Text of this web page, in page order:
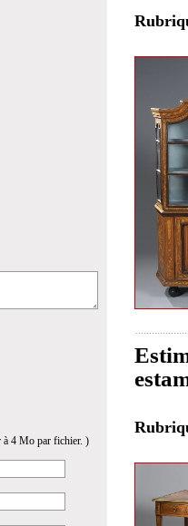
4 Mo par fichier. )